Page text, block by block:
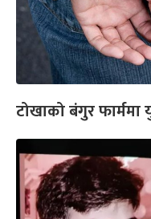
टोखाको बंगुर फार्ममा